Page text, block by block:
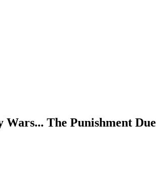
Wars... The Punishment Due